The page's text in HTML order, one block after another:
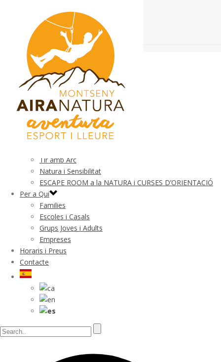
El Parc
Què és
Normativa
Seguretat
Esdeveniments Esportius
Mapa
Activitats
Parc d’Aventura
Tir amb Arc
Natura i Sensibilitat
ESCAPE ROOM a la NATURA i CURSES D’ORIENTACIÓ
Per a Qui
Families
Escoles i Casals
Grups Joves i Adults
Empreses
Horaris i Preus
Contacte